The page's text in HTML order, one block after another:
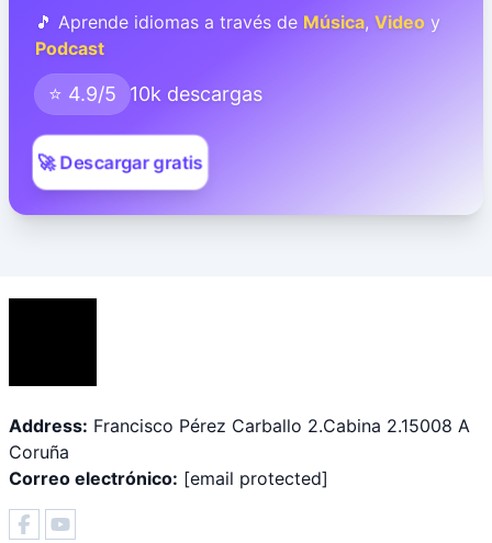
🎵 Aprende idiomas a través de Música, Video y
Podcast
⭐ 4.9/5 10k descargas
🚀 Descargar gratis
Address: Francisco Pérez Carballo 2.Cabina 2.15008 A
Coruña
Correo electrónico: [email protected]